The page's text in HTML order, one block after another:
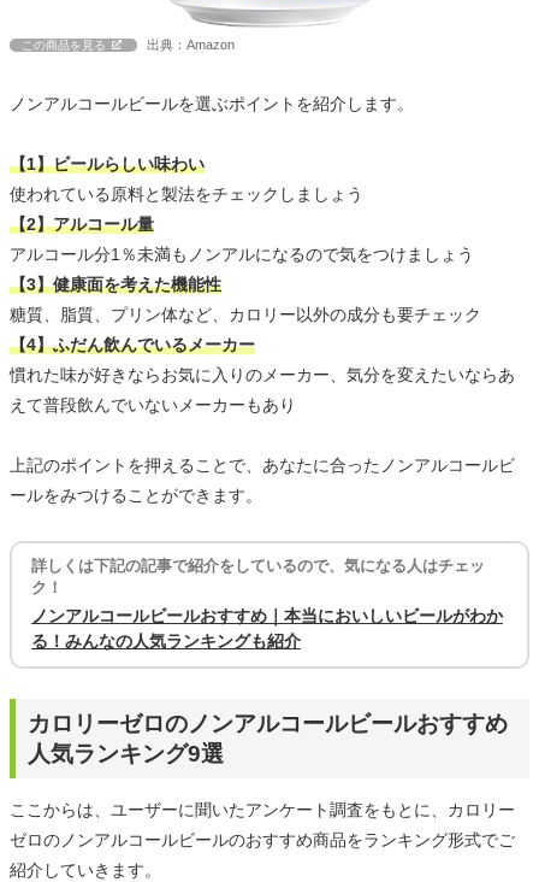
この商品を見る 出典：Amazon
ノンアルコールビールを選ぶポイントを紹介します。
【1】ビールらしい味わい
使われている原料と製法をチェックしましょう
【2】アルコール量
アルコール分1％未満もノンアルになるので気をつけましょう
【3】健康面を考えた機能性
糖質、脂質、プリン体など、カロリー以外の成分も要チェック
【4】ふだん飲んでいるメーカー
慣れた味が好きならお気に入りのメーカー、気分を変えたいならあ
えて普段飲んでいないメーカーもあり
上記のポイントを押えることで、あなたに合ったノンアルコールビ
ールをみつけることができます。
詳しくは下記の記事で紹介をしているので、気になる人はチェッ
ク！
ノンアルコールビールおすすめ｜本当においしいビールがわか
る！みんなの人気ランキングも紹介
カロリーゼロのノンアルコールビールおすすめ
人気ランキング9選
ここからは、ユーザーに聞いたアンケート調査をもとに、カロリー
ゼロのノンアルコールビールのおすすめ商品をランキング形式でご
紹介していきます。